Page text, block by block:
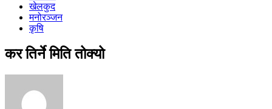
खेलकुद
मनोरञ्जन
कृषि
कर तिर्ने मिति तोक्यो